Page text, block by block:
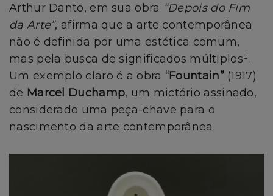
Arthur Danto, em sua obra “Depois do Fim
da Arte”, afirma que a arte contemporânea
não é definida por uma estética comum,
mas pela busca de significados múltiplos¹.
Um exemplo claro é a obra “Fountain”(1917)
de Marcel Duchamp, um mictório assinado,
considerado uma peça-chave para o
nascimento da arte contemporânea.